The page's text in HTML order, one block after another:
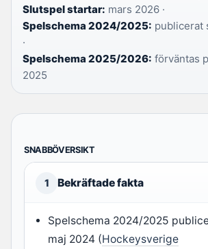
Slutspel startar: mars 2026 ·
Spelschema 2024/2025: publicerat
·
Spelschema 2025/2026: förväntas
2025
SNABBÖVERSIKT
1 Bekräftade fakta
Spelschema 2024/2025
maj 2024 (Hockeysverige